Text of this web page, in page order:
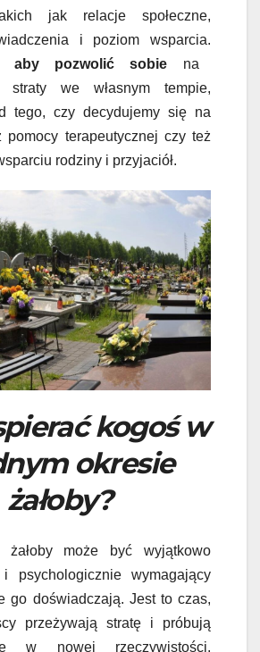
jak relacje społeczne,
i poziom wsparcia.
aby pozwolić sobie na
straty we własnym tempie,
tego, czy decydujemy się na
pomocy terapeutycznej czy też
rodziny i przyjaciół.
kogoś w
okresie
żałoby?
żałoby może być wyjątkowo
psychologicznie wymagający
go doświadczają. Jest to czas,
przeżywają stratę i próbują
w nowej rzeczywistości.